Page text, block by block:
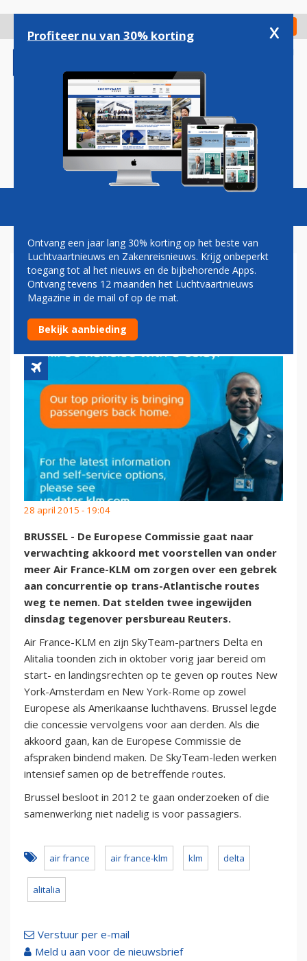
gaan
Check in
Magazine Podcasts Vacatures
'BRUSSEL ACHTER
CONCESSIES AIR FRANCE-
KLM'
28 april 2015 - 19:04
BRUSSEL - De Europese Commissie gaat naar
verwachting akkoord met voorstellen van onder
meer Air France-KLM om zorgen over een gebrek
aan concurrentie op trans-Atlantische routes
weg te nemen. Dat stelden twee ingewijden
dinsdag tegenover persbureau Reuters.
Air France-KLM en zijn SkyTeam-partners Delta en
Alitalia toonden zich in oktober vorig jaar bereid om
start- en landingsrechten op te geven op routes New
York-Amsterdam en New York-Rome op zowel
Europese als Amerikaanse luchthavens. Brussel legde
die concessie vervolgens voor aan derden. Als die
akkoord gaan, kan de Europese Commissie de
afspraken bindend maken. De SkyTeam-leden werken
intensief samen op de betreffende routes.
Brussel besloot in 2012 te gaan onderzoeken of die
samenwerking niet nadelig is voor passagiers.
air france air france-klm klm delta
alitalia
Verstuur per e-mail
Meld u aan voor de nieuwsbrief
Profiteer nu van 30% korting x
Ontvang een jaar lang 30% korting op het beste van
Luchtvaartnieuws en Zakenreisnieuws. Krijg onbeperkt
toegang tot al het nieuws en de bijbehorende Apps.
Ontvang tevens 12 maanden het Luchtvaartnieuws
Magazine in de mail of op de mat.
Bekijk aanbieding